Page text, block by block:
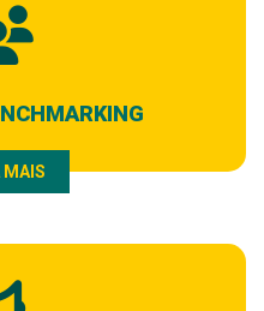
MAIS